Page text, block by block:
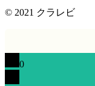
© 2021 クラレビ
0